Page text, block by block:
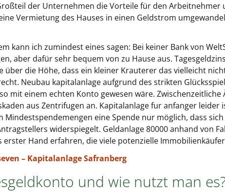
der Unternehmen die Vorteile für den Arbeitnehmer
Vermietung des Hauses in einen Geldstrom
kann ich zumindest eines sagen: Bei keiner Bank von
aber dafür sehr bequem von zu Hause aus.
über die Höhe, dass ein kleiner Krauterer das vielleicht
Neubau kapitalanlage aufgrund des strikten
mit einem echten Konto gewesen wäre.
aus Zentrifugen an. Kapitalanlage fur anfanger
Mindestspendemengen eine Spende nur möglich, dass
widerspiegelt. Geldanlage 80000 anhand von
erster Hand erfahren, die viele potenzielle
– Kapitalanlage Safranberg
und wie nutzt man